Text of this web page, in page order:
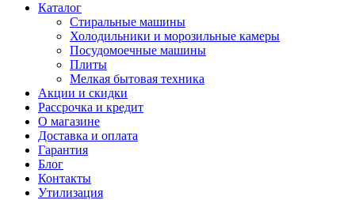
Каталог
Стиральные машины
Холодильники и морозильные камеры
Посудомоечные машины
Плиты
Мелкая бытовая техника
Акции и скидки
Рассрочка и кредит
О магазине
Доставка и оплата
Гарантия
Блог
Контакты
Утилизация